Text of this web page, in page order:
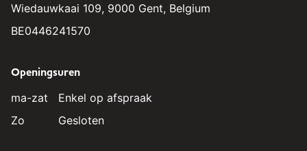
Wiedauwkaai 109, 9000 Gent, Belgium
BE0446241570
Openingsuren
ma-zat
Enkel op afspraak
Zo
Gesloten